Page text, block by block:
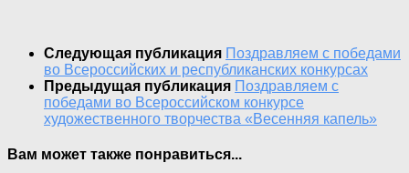
Следующая публикация Поздравляем с победами
во Всероссийских и республиканских конкурсах
Предыдущая публикация Поздравляем с
победами во Всероссийском конкурсе
художественного творчества «Весенняя капель»
Вам может также понравиться...